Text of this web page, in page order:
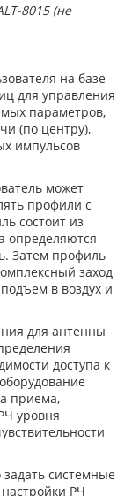
8015 (не
на базе
для управления
параметров,
(по центру),
импульсов
может
профили с
состоит из
определяются
Затем профиль
заход
в воздух и
для антенны
доступа к
приема,
уровня
системные
РЧ